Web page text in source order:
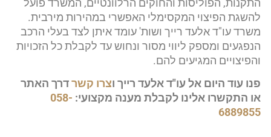
התקנות, הפוליסות והחוקים הרלוונטיים, המשרד פועל
להשגת הפיצוי המקסימלי האפשרי במהירות מירבית.
משרד עו"ד אלעד רייך ושות' עומד איתן לצד בעלי הרכב
הנפגעים ומספק ליווי מסור ונחוש עד לקבלת כל הזכויות
והפיצויים המגיעים להם.
פנו עוד היום אל עו"ד אלעד רייך וצרו קשרדרך האתר
או התקשרו אלינו לקבלת מענה מקצועי: 058-
6889855